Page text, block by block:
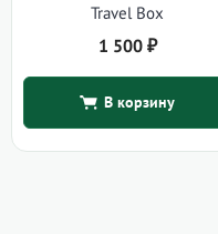
Travel Box
1 500 ₽
В корзину